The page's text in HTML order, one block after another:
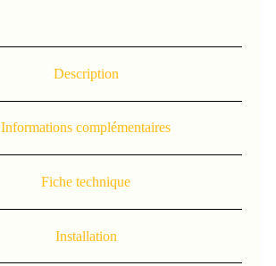
Description
Informations complémentaires
Fiche technique
Installation